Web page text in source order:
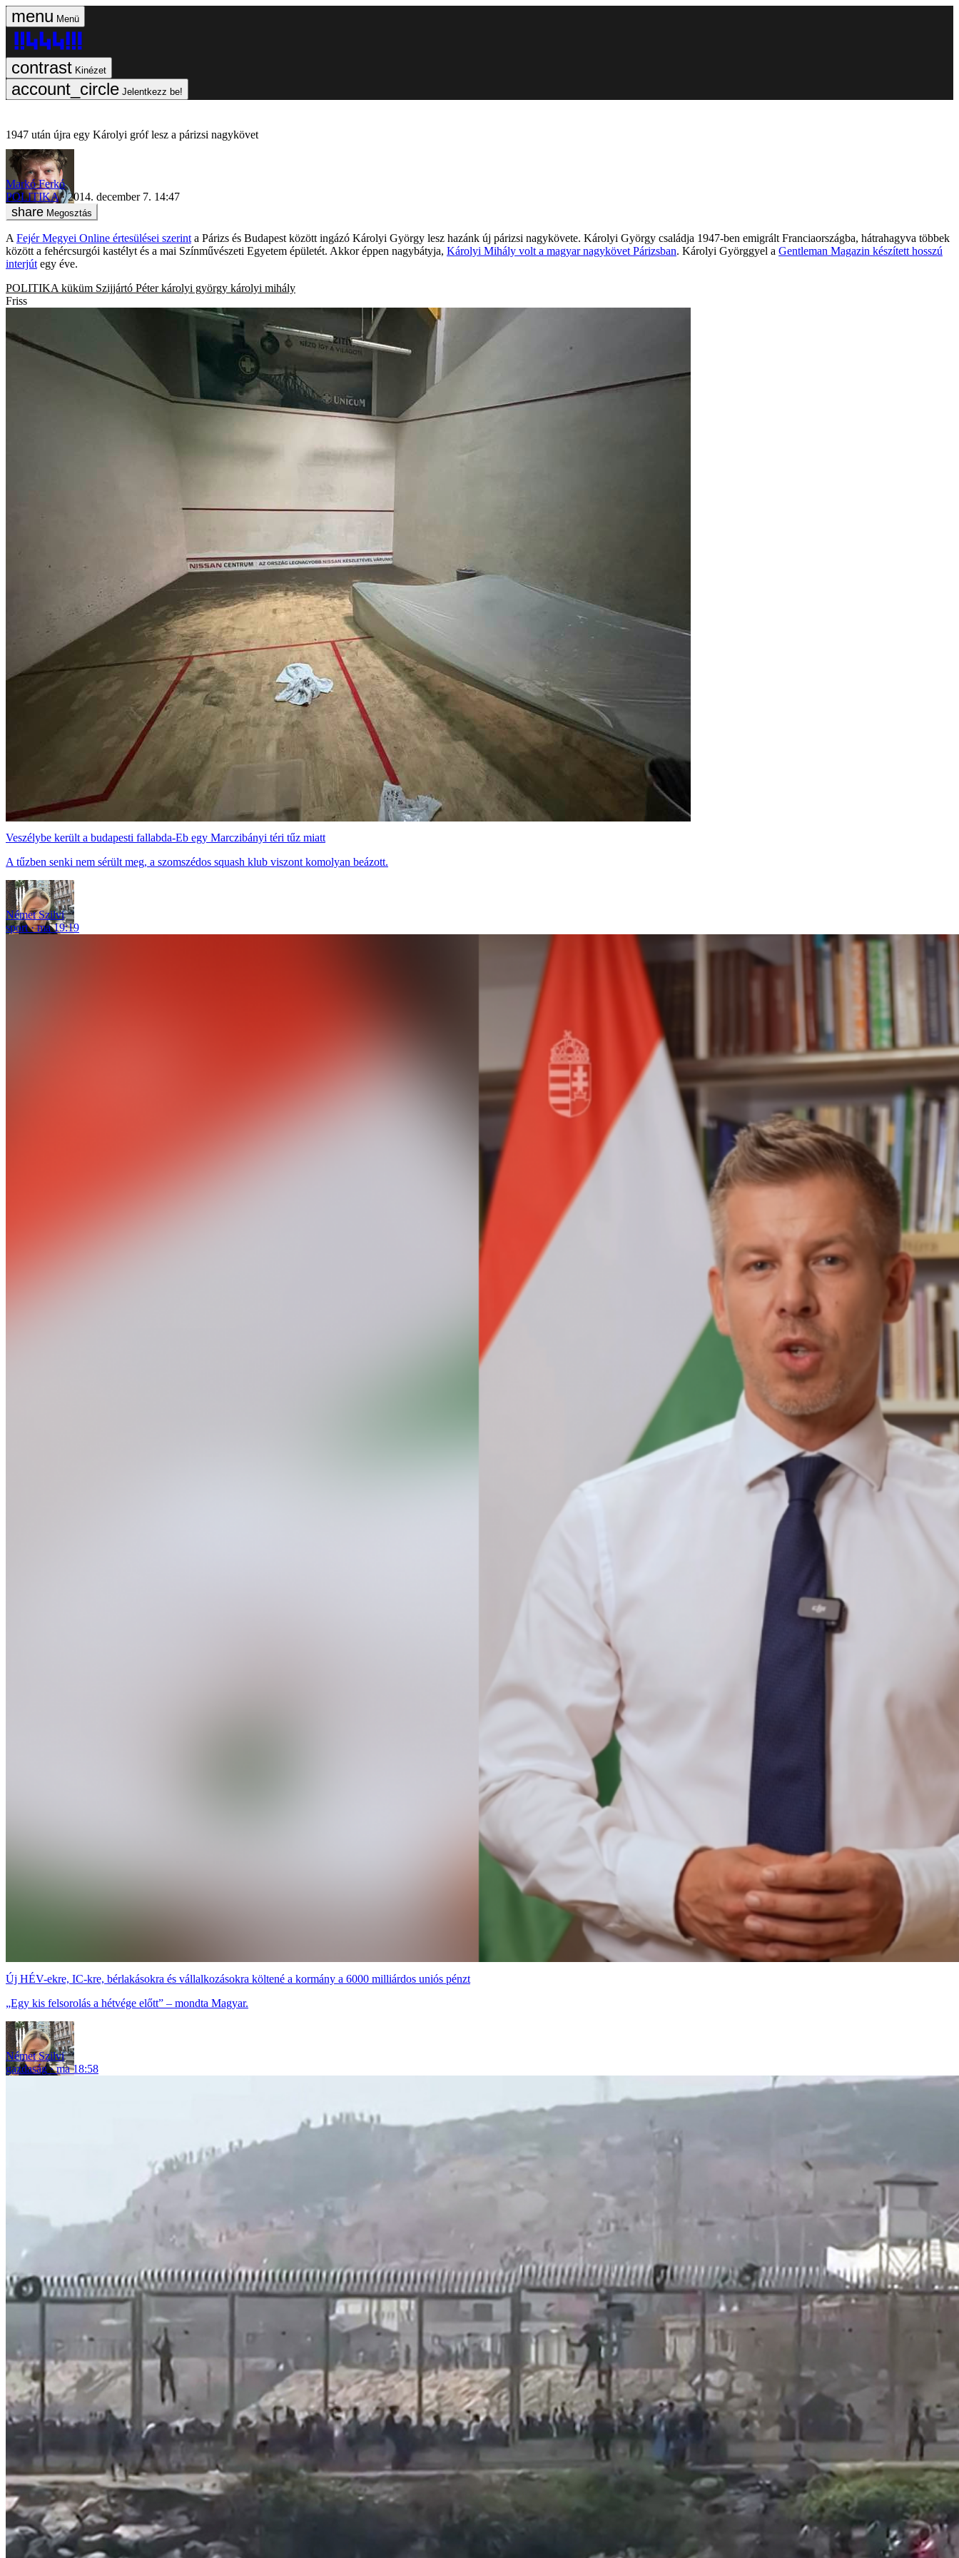
Menü
Kinézet
Jelentkezz be!
1947 után újra egy Károlyi gróf lesz a párizsi nagykövet
Markó Ferkó
POLITIKA
2014. december 7. 14:47
Megosztás
A Fejér Megyei Online értesülései szerint a Párizs és Budapest között ingázó Károlyi György lesz hazánk új párizsi nagykövete. Károlyi György családja 1947-ben emigrált Franciaországba, hátrahagyva többek
között a fehércsurgói kastélyt és a mai Színművészeti Egyetem épületét. Akkor éppen nagybátyja, Károlyi Mihály volt a magyar nagykövet Párizsban. Károlyi Györggyel a Gentleman Magazin készített hosszú
interjút egy éve.
POLITIKA küküm Szijjártó Péter károlyi györgy károlyi mihály
Friss
Veszélybe került a budapesti fallabda-Eb egy Marczibányi téri tűz miatt
A tűzben senki nem sérült meg, a szomszédos squash klub viszont komolyan beázott.
Német Szilvi
sport
ma 19:19
Új HÉV-ekre, IC-kre, bérlakásokra és vállalkozásokra költené a kormány a 6000 milliárdos uniós pénzt
„Egy kis felsorolás a hétvége előtt” – mondta Magyar.
Német Szilvi
gazdaság
ma 18:58